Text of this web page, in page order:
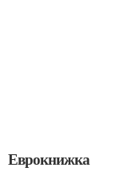
Еврокнижка